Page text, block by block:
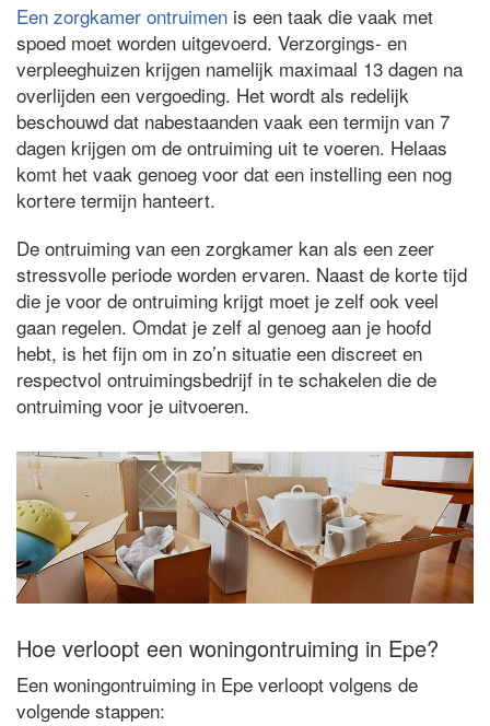
Een zorgkamer ontruimen is een taak die vaak met
spoed moet worden uitgevoerd. Verzorgings- en
verpleeghuizen krijgen namelijk maximaal 13 dagen na
overlijden een vergoeding. Het wordt als redelijk
beschouwd dat nabestaanden vaak een termijn van 7
dagen krijgen om de ontruiming uit te voeren. Helaas
komt het vaak genoeg voor dat een instelling een nog
kortere termijn hanteert.
De ontruiming van een zorgkamer kan als een zeer
stressvolle periode worden ervaren. Naast de korte tijd
die je voor de ontruiming krijgt moet je zelf ook veel
gaan regelen. Omdat je zelf al genoeg aan je hoofd
hebt, is het fijn om in zo’n situatie een discreet en
respectvol ontruimingsbedrijf in te schakelen die de
ontruiming voor je uitvoeren.
Hoe verloopt een woningontruiming in Epe?
Een woningontruiming in Epe verloopt volgens de
volgende stappen: